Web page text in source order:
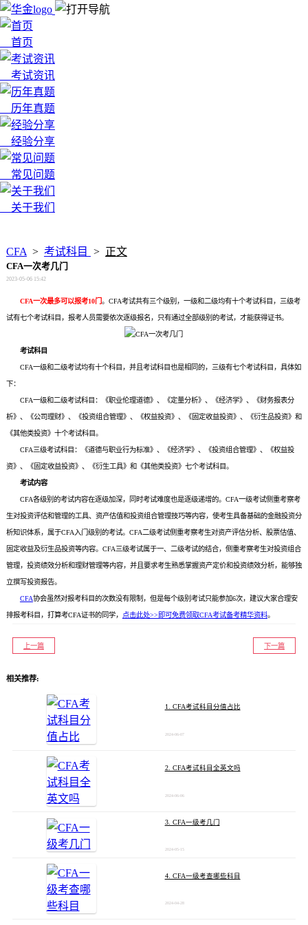
首页
考试资讯
历年真题
经验分享
常见问题
关于我们
CFA > 考试科目 > 正文
CFA一次考几门
2023-05-06 15:42
CFA一次最多可以报考10门 。CFA考试共有三个级别，一级和二级均有十个考试科目，三级考
试有七个考试科目，报考人员需要依次逐级报名，只有通过全部级别的考试，才能获得证书。
考试科目
CFA一级和二级考试均有十个科目，并且考试科目也是相同的，三级有七个考试科目，具体如
下：
CFA一级和二级考试科目：《职业伦理道德》、《定量分析》、《经济学》、《财务报表分
析》、《公司理财》、《投资组合管理》、《权益投资》、《固定收益投资》、《衍生品投资》和
《其他类投资》十个考试科目。
CFA三级考试科目：《道德与职业行为标准》、《经济学》、《投资组合管理》、《权益投
资》、《固定收益投资》、《衍生工具》和《其他类投资》七个考试科目。
考试内容
CFA各级别的考试内容在逐级加深，同时考试难度也是逐级递增的。CFA一级考试侧重考察考
生对投资评估和管理的工具、资产估值和投资组合管理技巧等内容，使考生具备基础的金融投资分
析知识体系，属于CFA入门级别的考试。CFA二级考试侧重考察考生对资产评估分析、股票估值、
固定收益及衍生品投资等内容。CFA三级考试属于一、二级考试的结合，侧重考察考生对投资组合
管理，投资绩效分析和理财管理等内容，并且要求考生熟悉掌握资产定价和投资绩效分析，能够独
立撰写投资报告。
CFA协会虽然对报考科目的次数没有限制，但是每个级别考试只能参加6次，建议大家合理安
排报考科目，打算考CFA证书的同学， 点击此处>>即可免费领取CFA考试备考精华资料。
上一篇 下一篇
相关推荐:
1. CFA考试科目分值占比
2024-06-07
2. CFA考试科目全英文吗
2024-06-06
3. CFA一级考几门
2024-05-15
4. CFA一级考查哪些科目
2024-04-28